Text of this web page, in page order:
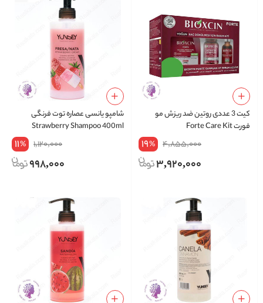
کیت 3 عددی روتین ضد ریزش مو
فورت Forte Care Kit
4,855,000
19%
3,920,000
شامپو یانسی عصاره توت فرنگی
Strawberry Shampoo 400ml
1,120,000
11%
998,000